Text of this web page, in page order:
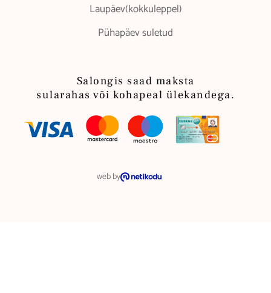
Laupäev(kokkuleppel)
Pühapäev suletud
Salongis saad maksta
sularahas või kohapeal ülekandega.
web by